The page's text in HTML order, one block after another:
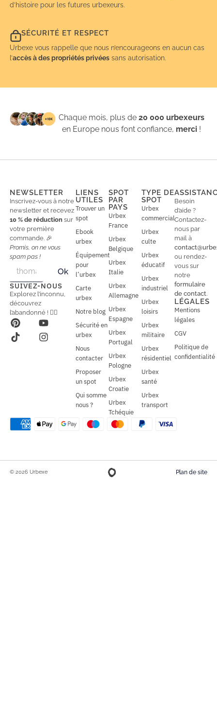
d’histoire pour les futures urbexeurs.
SÉCURITÉ ET RESPECT
Urbexe vous rappelle que nous n’encourageons en aucun cas
l’accès à des propriétés privées sans autorisation.
Chaque mois, plus de20 000 urbexeurs
en Europe nous font confiance, merci !
NEWSLETTER
Inscrivez-vous à notre
newsletter et recevez
10 % de réduction sur
votre première
commande. 🎉
Promis, on ne vous
spam pas !
a
i
l
a
i
l
*
Ok
SUIVEZ-NOUS
Explorez l’inconnu,
découvrez
l’abandonné ! 🕵️‍♂️
LIENS
UTILES
Trouver un
spot
Ebook
urbex
Équipement
pour
l’urbex
Carte
urbex
Notre blog
Sécurité en
urbex
Nous
contacter
Proposer
un spot
Qui somme
nous ?
SPOT
PAR
PAYS
Urbex
France
Urbex
Belgique
Urbex
Italie
Urbex
Allemagne
Urbex
Espagne
Urbex
Portugal
Urbex
Pologne
Urbex
Croatie
Urbex
Tchéquie
TYPE DE
SPOT
Urbex
commercial
Urbex
culte
Urbex
éducatif
Urbex
industriel
Urbex
loisirs
Urbex
militaire
Urbex
résidentiel
Urbex
santé
Urbex
transport
Besoin
d’aide ?
Contactez-
nous par
mail à
ou rendez-
vous sur
notre
formulaire
de contact.
LÉGALES
Mentions
légales
CGV
Politique de
confidentialité
© 2026 Urbexe Plan de site